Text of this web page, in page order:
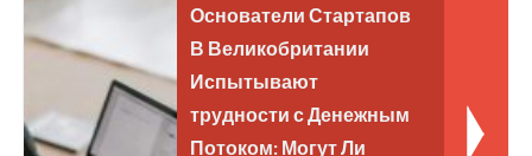
Основатели Стартапов
В Великобритании
Испытывают
трудности с Денежным
Потоком: Могут Ли